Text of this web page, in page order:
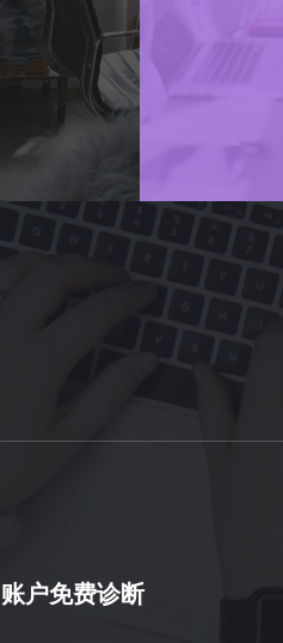
账户免费诊断